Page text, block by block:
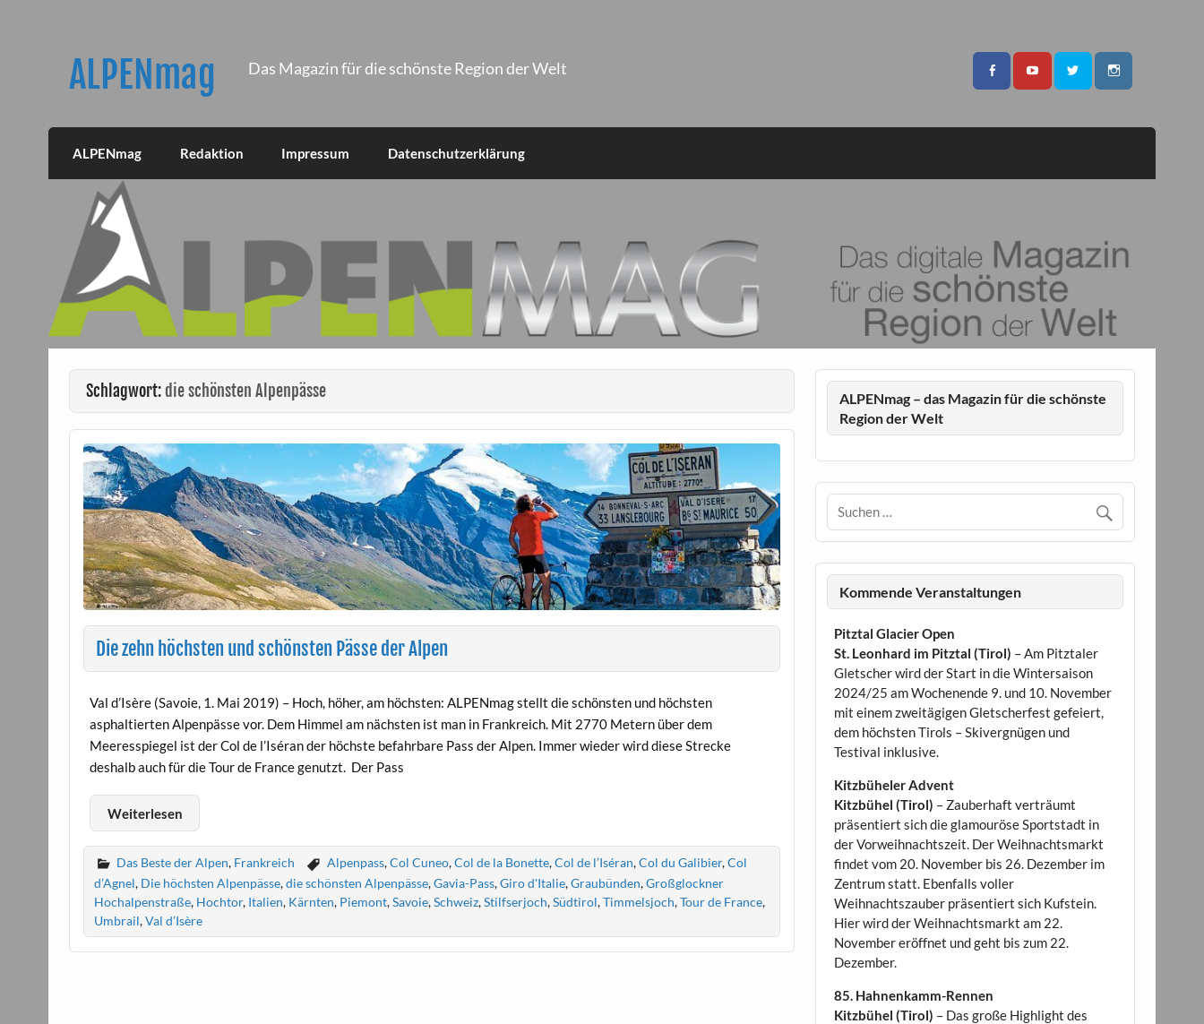
ALPENmag Das Magazin für die schönste Region der Welt
ALPENmag Redaktion Impressum Datenschutzerklärung
Schlagwort: die schönsten Alpenpässe
Die zehn höchsten und schönsten Pässe der Alpen
Val d’Isère (Savoie, 1. Mai 2019) – Hoch, höher, am höchsten: ALPENmag stellt die schönsten und höchsten
asphaltierten Alpenpässe vor. Dem Himmel am nächsten ist man in Frankreich. Mit 2770 Metern über dem
Meeresspiegel ist der Col de l’Iséran der höchste befahrbare Pass der Alpen. Immer wieder wird diese Strecke
deshalb auch für die Tour de France genutzt. Der Pass
Weiterlesen
Das Beste der Alpen, Frankreich Alpenpass,Col Cuneo,Col de la Bonette,Col de l’Iséran,Col du Galibier,Col
d’Agnel, Die höchsten Alpenpässe,die schönsten Alpenpässe,Gavia-Pass,Giro d'Italie,Graubünden,Großglockner
Hochalpenstraße, Hochtor, Italien, Kärnten, Piemont,Savoie,Schweiz,Stilfserjoch,Südtirol,Timmelsjoch,Tour de France,
Umbrail,Val d’Isère
ALPENmag – das Magazin für die schönste
Region der Welt
Kommende Veranstaltungen
Pitztal Glacier Open
St. Leonhard im Pitztal (Tirol) – Am Pitztaler
Gletscher wird der Start in die Wintersaison
2024/25 am Wochenende 9. und 10. November
mit einem zweitägigen Gletscherfest gefeiert,
dem höchsten Tirols – Skivergnügen und
Testival inklusive.
Kitzbüheler Advent
Kitzbühel (Tirol) – Zauberhaft verträumt
präsentiert sich die glamouröse Sportstadt in
der Vorweihnachtszeit. Der Weihnachtsmarkt
findet vom 20. November bis 26. Dezember im
Zentrum statt. Ebenfalls voller
Weihnachtszauber präsentiert sich Kufstein.
Hier wird der Weihnachtsmarkt am 22.
November eröffnet und geht bis zum 22.
Dezember.
85. Hahnenkamm-Rennen
Kitzbühel (Tirol) – Das große Highlight des